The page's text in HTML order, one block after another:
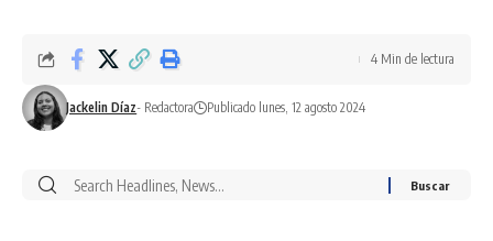
Jackelin Díaz- Redactora Publicado lunes, 12 agosto 2024
4 Min de lectura